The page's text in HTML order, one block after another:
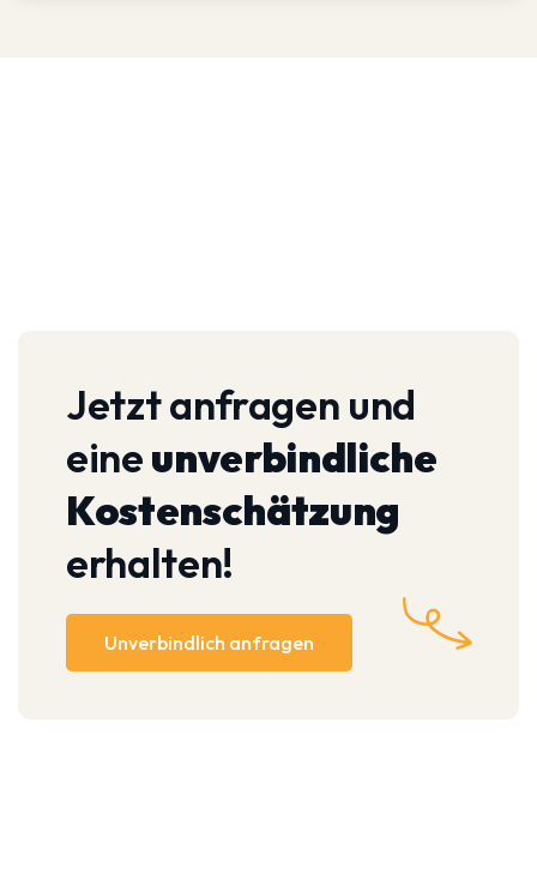
Jetzt anfragen und
eineunverbindliche
Kostenschätzung
erhalten!
Unverbindlich anfragen